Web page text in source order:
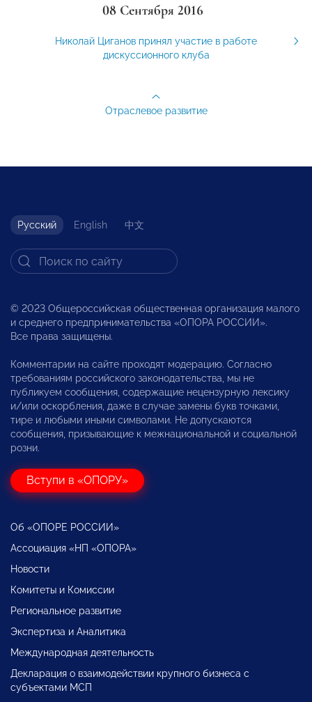
08 Сентября 2016
Николай Циганов принял участие в работе
дискуссионного клуба
Отраслевое развитие
Русский English 中文
© 2023 Общероссийская общественная организация малого
и среднего предпринимательства «ОПОРА РОССИИ».
Все права защищены.
Комментарии на сайте проходят модерацию. Согласно
требованиям российского законодательства, мы не
публикуем сообщения, содержащие нецензурную лексику
и/или оскорбления, даже в случае замены букв точками,
тире и любыми иными символами. Не допускаются
сообщения, призывающие к межнациональной и социальной
розни.
Вступи в «ОПОРУ»
Об «ОПОРЕ РОССИИ»
Ассоциация «НП «ОПОРА»
Новости
Комитеты и Комиссии
Региональное развитие
Экспертиза и Аналитика
Международная деятельность
Декларация о взаимодействии крупного бизнеса с
субъектами МСП